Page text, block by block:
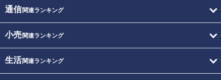
通信関連ランキング
小売関連ランキング
生活関連ランキング